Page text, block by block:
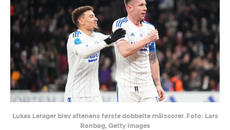
Lukas Lerager blev aftenens første dobbelte målscorer. Foto: Lars
Rønbøg, Getty Images